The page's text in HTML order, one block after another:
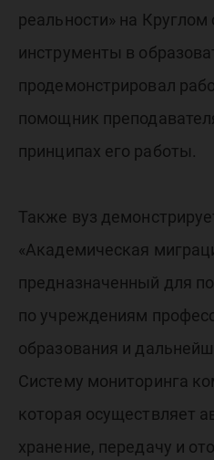
реальности» на
инструменты в
продемонстрировал
помощник
принципах его работы.
Также вуз
«Академическая
предназначенный для
по учреждениям
образования и
Систему мониторинга
которая осуществляет
хранение, передачу и